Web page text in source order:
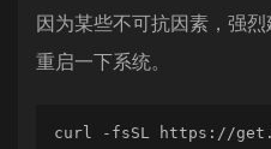
因为某些不可抗因素，强
重启一下系统。
curl -fsSL https://